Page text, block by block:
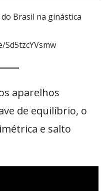
Brasil na ginástica
Sd5tzcYVsmw
aparelhos
de equilíbrio, o
e salto